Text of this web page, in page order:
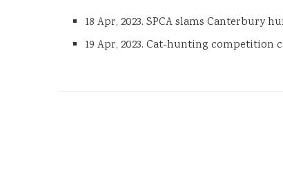
18 Apr, 2023. SPCA slams Canterbury
19 Apr, 2023. Cat-hunting competition